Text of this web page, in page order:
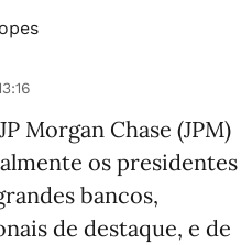
Morgan Chase (JPM)
os presidentes
bancos,
de destaque, e de